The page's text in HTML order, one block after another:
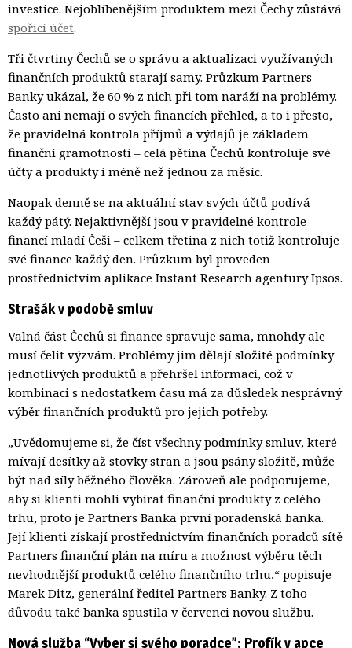
investice. Nejoblíbenějším produktem mezi Čechy zůstává
spořicí účet.
Tři čtvrtiny Čechů se o správu a aktualizaci využívaných
finančních produktů starají samy. Průzkum Partners
Banky ukázal, že 60 % z nich při tom naráží na problémy.
Často ani nemají o svých financích přehled, a to i přesto,
že pravidelná kontrola příjmů a výdajů je základem
finanční gramotnosti – celá pětina Čechů kontroluje své
účty a produkty i méně než jednou za měsíc.
Naopak denně se na aktuální stav svých účtů podívá
každý pátý. Nejaktivnější jsou v pravidelné kontrole
financí mladí Češi – celkem třetina z nich totiž kontroluje
své finance každý den. Průzkum byl proveden
prostřednictvím aplikace Instant Research agentury Ipsos.
Strašák v podobě smluv
Valná část Čechů si finance spravuje sama, mnohdy ale
musí čelit výzvám. Problémy jim dělají složité podmínky
jednotlivých produktů a přehršel informací, což v
kombinaci s nedostatkem času má za důsledek nesprávný
výběr finančních produktů pro jejich potřeby.
„Uvědomujeme si, že číst všechny podmínky smluv, které
mívají desítky až stovky stran a jsou psány složitě, může
být nad síly běžného člověka. Zároveň ale podporujeme,
aby si klienti mohli vybírat finanční produkty z celého
trhu, proto je Partners Banka první poradenská banka.
Její klienti získají prostřednictvím finančních poradců sítě
Partners finanční plán na míru a možnost výběru těch
nevhodnější produktů celého finančního trhu,“ popisuje
Marek Ditz, generální ředitel Partners Banky. Z toho
důvodu také banka spustila v červenci novou službu.
Nová služba “Vyber si svého poradce”: Profík v apce